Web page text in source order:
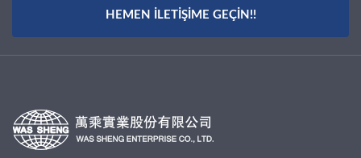
HEMEN İLETIŞIME GEÇIN!!